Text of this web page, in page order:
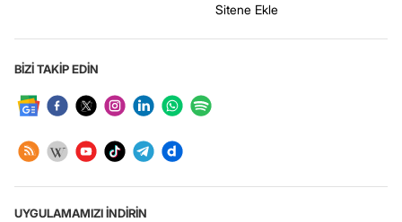
Sitene Ekle
BİZİ TAKİP EDİN
UYGULAMAMIZI İNDİRİN